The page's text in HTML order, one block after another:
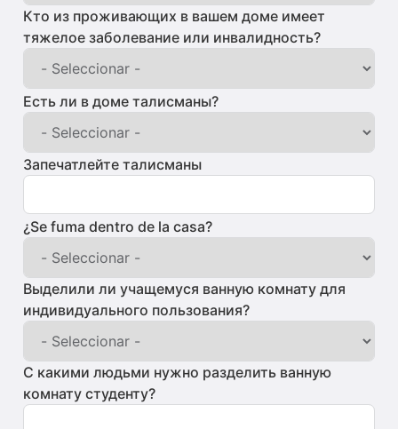
Кто из проживающих в вашем доме имеет
тяжелое заболевание или инвалидность?
Есть ли в доме талисманы?
Запечатлейте талисманы
¿Se fuma dentro de la casa?
Выделили ли учащемуся ванную комнату для
индивидуального пользования?
С какими людьми нужно разделить ванную
комнату студенту?